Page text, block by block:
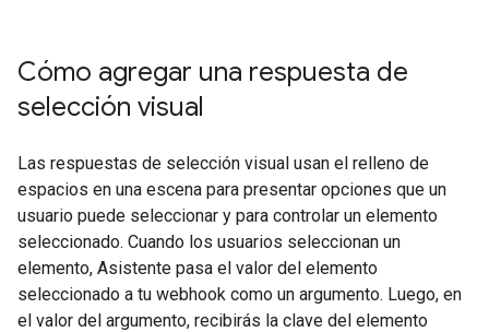
Cómo agregar una respuesta de
selección visual
Las respuestas de selección visual usan el relleno de
espacios en una escena para presentar opciones que un
usuario puede seleccionar y para controlar un elemento
seleccionado. Cuando los usuarios seleccionan un
elemento, Asistente pasa el valor del elemento
seleccionado a tu webhook como un argumento. Luego, en
el valor del argumento, recibirás la clave del elemento